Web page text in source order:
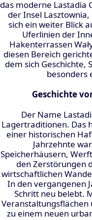
das moderne Lastadia
der Insel
sich ein weiter Blick
Uferlinien der
Hakenterrassen
diesen Bereich
dem sich Geschichte,
besonders
Geschichte
Der Name
Lagertraditionen. Das
einer historischen
Jahrzehnte
Speicherhäusern,
den Zerstörungen
wirtschaftlichen
In den vergangenen
Schritt neu belebt.
Veranstaltungsflächen
zu einem neuen